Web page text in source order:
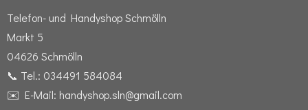
Telefon- und Handyshop Schmölln
Markt 5
04626 Schmölln
📞 Tel.: 034491 584084
✉️ E-Mail: handyshop.sln@gmail.com